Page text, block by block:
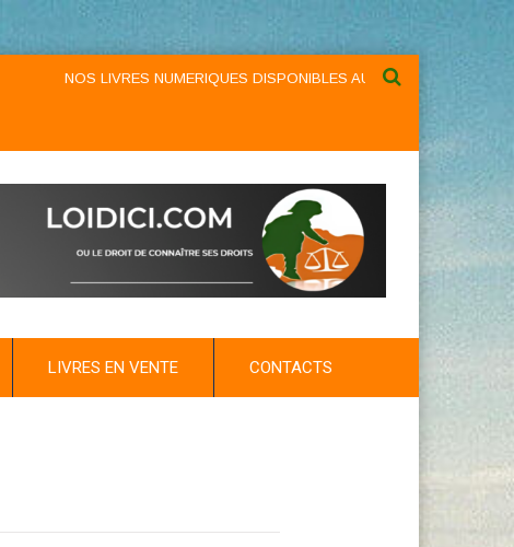
NOS LIVRES NUMERIQUES DISPONIBLES AU NIVEAU DU MENU
LIVRES EN VENTE CONTACTS